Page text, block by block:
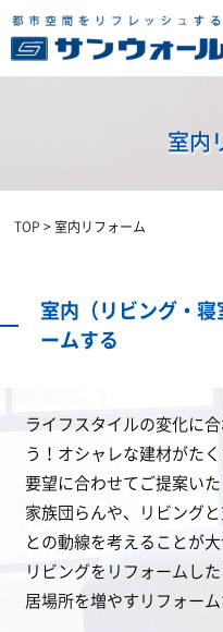
室内
TOP >室内リフォーム
室内（リビング・
ームする
ライフスタイルの変化に
う！オシャレな建材がた
要望に合わせてご提案いた
家族団らんや、リビング
との動線を考えることが
リビングをリフォームし
居場所を増やすリフォーム